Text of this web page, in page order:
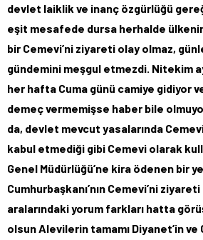
devlet laiklik ve inanç özgürlüğü
eşit mesafede dursa herhalde ülkenin
bir Cemevi’ni ziyareti olay olmaz,
gündemini meşgul etmezdi. Nitekim
her hafta Cuma günü camiye gidiyor
demeç vermemişse haber bile
da, devlet mevcut yasalarında
kabul etmediği gibi Cemevi olarak
Genel Müdürlüğü’ne kira ödenen bir
Cumhurbaşkanı’nın Cemevi’ni
aralarındaki yorum farkları hatta
olsun Alevilerin tamamı Diyanet’in ve